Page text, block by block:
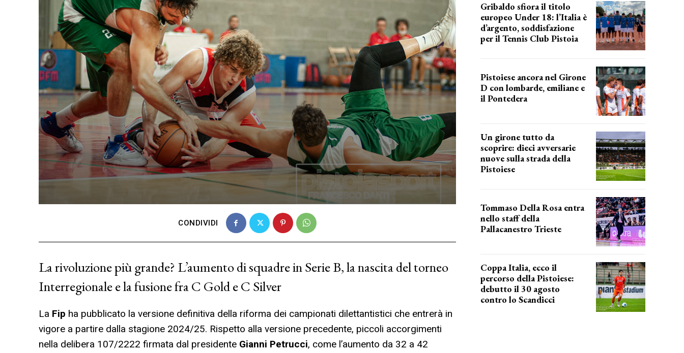
CONDIVIDI
La rivoluzione più grande? L’aumento di squadre in Serie B, la nascita del torneo
Interregionale e la fusione fra C Gold e C Silver
La Fip ha pubblicato la versione definitiva della riforma dei campionati dilettantistici che entrerà in
vigore a partire dalla stagione 2024/25. Rispetto alla versione precedente, piccoli accorgimenti
nella delibera 107/2222 firmata dal presidente Gianni Petrucci, come l’aumento da 32 a 42
Gribaldo sfiora il titolo
europeo Under 18: l’Italia è
d’argento, soddisfazione
per il Tennis Club Pistoia
Pistoiese ancora nel Girone
D con lombarde, emiliane e
il Pontedera
Un girone tutto da
scoprire: dieci avversarie
nuove sulla strada della
Pistoiese
Tommaso Della Rosa entra
nello staff della
Pallacanestro Trieste
Coppa Italia, ecco il
percorso della Pistoiese:
debutto il 30 agosto
contro lo Scandicci